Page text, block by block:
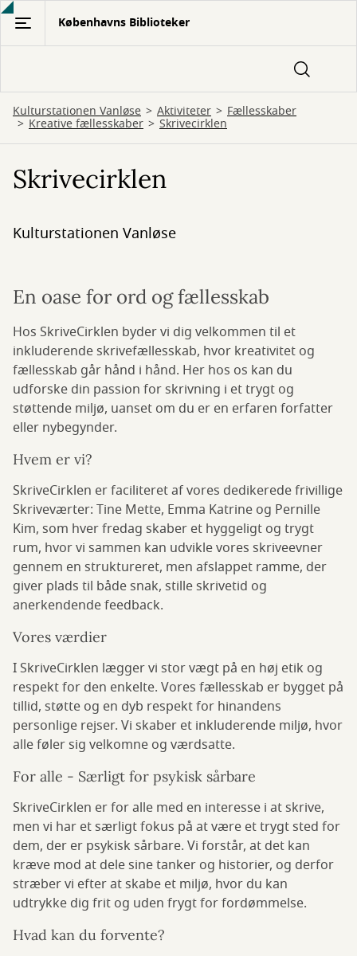
Gå
hovedindhold
Københavns Biblioteker
Kulturstationen Vanløse Aktiviteter Fællesskaber
Kreative fællesskaber Skrivecirklen
Skrivecirklen
Kulturstationen Vanløse
En oase for ord og fællesskab
Hos SkriveCirklen byder vi dig velkommen til et
inkluderende skrivefællesskab, hvor kreativitet og
fællesskab går hånd i hånd. Her hos os kan du
udforske din passion for skrivning i et trygt og
støttende miljø, uanset om du er en erfaren forfatter
eller nybegynder.
Hvem er vi?
SkriveCirklen er faciliteret af vores dedikerede frivillige
Skriveværter: Tine Mette, Emma Katrine og Pernille
Kim, som hver fredag skaber et hyggeligt og trygt
rum, hvor vi sammen kan udvikle vores skriveevner
gennem en struktureret, men afslappet ramme, der
giver plads til både snak, stille skrivetid og
anerkendende feedback.
Vores værdier
I SkriveCirklen lægger vi stor vægt på en høj etik og
respekt for den enkelte. Vores fællesskab er bygget på
tillid, støtte og en dyb respekt for hinandens
personlige rejser. Vi skaber et inkluderende miljø, hvor
alle føler sig velkomne og værdsatte.
For alle - Særligt for psykisk sårbare
SkriveCirklen er for alle med en interesse i at skrive,
men vi har et særligt fokus på at være et trygt sted for
dem, der er psykisk sårbare. Vi forstår, at det kan
kræve mod at dele sine tanker og historier, og derfor
stræber vi efter at skabe et miljø, hvor du kan
udtrykke dig frit og uden frygt for fordømmelse.
Hvad kan du forvente?